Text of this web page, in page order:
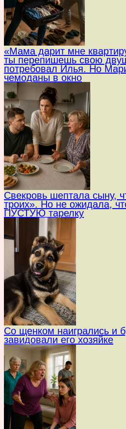
«Мама дарит мне
ты перепишешь свою
потребовал Илья. Но
чемоданы в окно
Свекровь шептала сыну,
троих». Но не ожидала,
ПУСТУЮ тарелку
Со щенком наигрались и
завидовали его хозяйке